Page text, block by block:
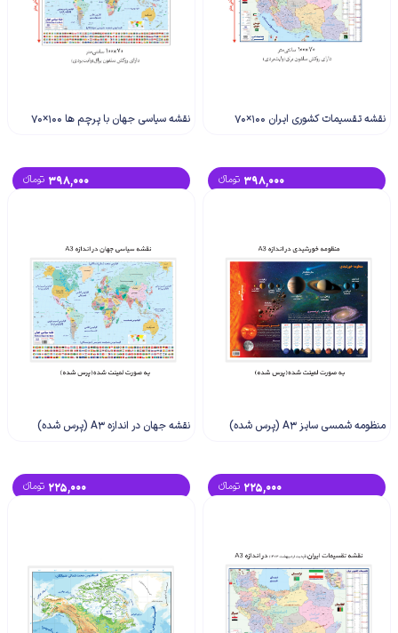
نقشه تقسیمات کشوری ایران 100×70
398,000 تومانء
نقشه سیاسی جهان با پرچم ها 100×70
398,000 تومانء
منظومه شمسی سایز A3 (پرس شده)
225,000 تومانء
نقشه جهان در اندازه A3 (پرس شده)
225,000 تومانء